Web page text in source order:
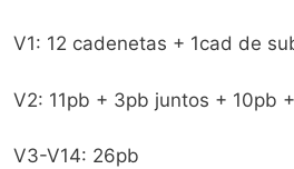
V1: 12 cadenetas + 1cad de
V2: 11pb + 3pb juntos + 10pb
V3-V14: 26pb